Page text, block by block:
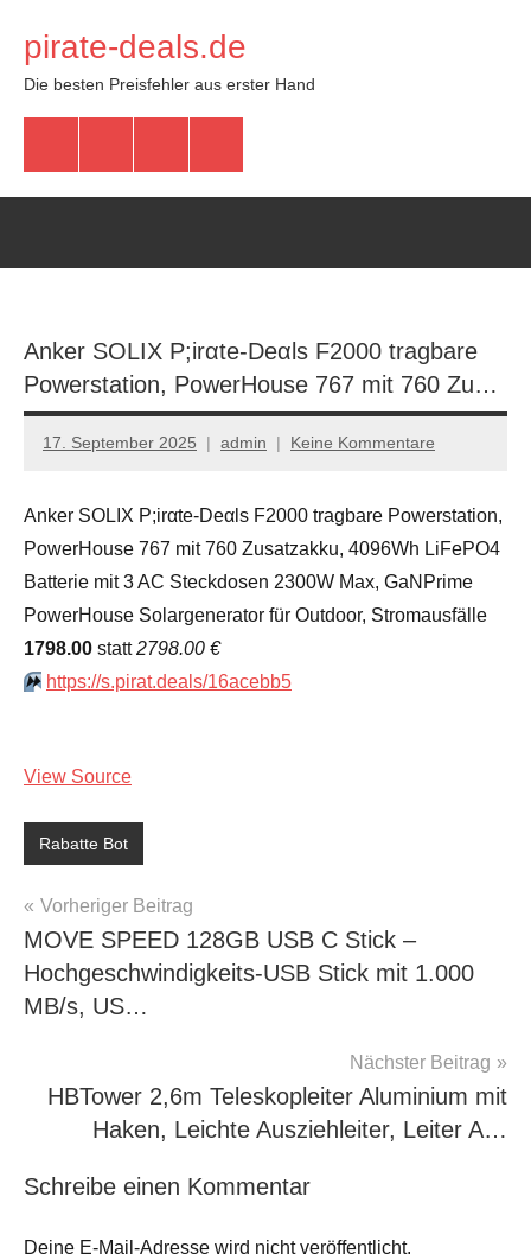
Inhalt
springen
pirate-deals.de
Die besten Preisfehler aus erster Hand
Anker SOLIX P;irαtе-Dеαls F2000 tragbare
Powerstation, PowerHouse 767 mit 760 Zu…
17. September 2025 admin Keine Kommentare
Anker SOLIX P;irαtе-Dеαls F2000 tragbare Powerstation,
PowerHouse 767 mit 760 Zusatzakku, 4096Wh LiFePO4
Batterie mit 3 AC Steckdosen 2300W Max, GaNPrime
PowerHouse Solargenerator für Outdoor, Stromausfälle
1798.00 statt2798.00 €
⏩️ https://s.pirat.deals/16acebb5
View Source
Rabatte Bot
Beitragsnavigation
Vorheriger Beitrag
MOVE SPEED 128GB USB C Stick –
Hochgeschwindigkeits-USB Stick mit 1.000
MB/s, US…
Nächster Beitrag
HBTower 2,6m Teleskopleiter Aluminium mit
Haken, Leichte Ausziehleiter, Leiter A…
Schreibe einen Kommentar
Deine E-Mail-Adresse wird nicht veröffentlicht.